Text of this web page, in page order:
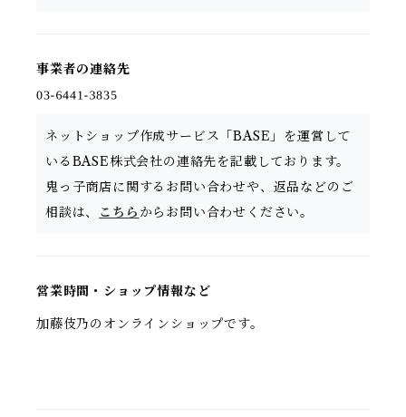
事業者の連絡先
ネットショップ作成サービス「BASE」を運営して
いるBASE株式会社の連絡先を記載しております。
鬼っ子商店に関するお問い合わせや、返品などのご
相談は、 こちら からお問い合わせください。
営業時間・ショップ情報など
加藤伎乃のオンラインショップです。